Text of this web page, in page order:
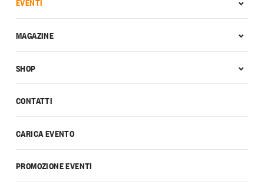
CONTATTI
CARICA EVENTO
PROMOZIONE EVENTI
MAGAZINE
SHOP